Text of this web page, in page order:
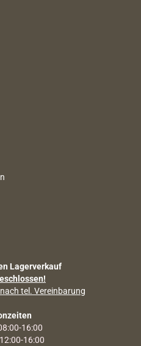
Lagerverkauf
tel. Vereinbarung
16:00
16:00